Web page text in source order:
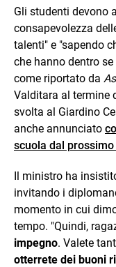
Gli studenti devono
consapevolezza
talenti" e "sapendo
che hanno dentro
come riportato da
Valditara al termine
svolta al Giardino
anche annunciato
scuola dal
Il ministro ha
invitando i
momento in cui
tempo. "Quindi,
impegno. Valete
otterrete dei buoni